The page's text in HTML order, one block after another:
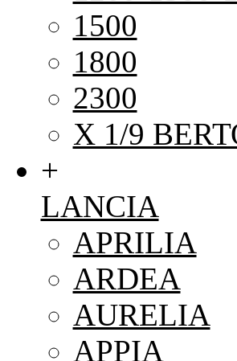
1500
1800
2300
X 1/9
+
LANCIA
APRILIA
ARDEA
AURELIA
APPIA